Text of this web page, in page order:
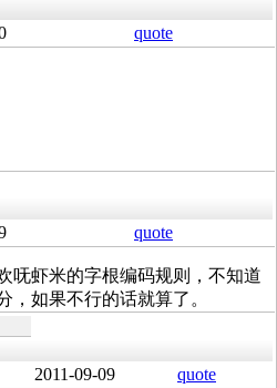
quote
quote
呒虾米的字根编码规则，不知道
，如果不行的话就算了。
2011-09-09 quote